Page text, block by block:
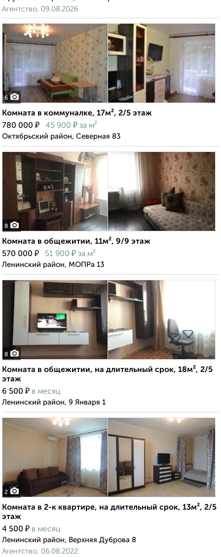
Агентство, 09.08.2026
6
Комната в коммуналке, 17м², 2/5 этаж
780 000 ₽ 45 900 ₽ за м²
Октябрьский район, Северная 83
8
Комната в общежитии, 11м², 9/9 этаж
570 000 ₽ 51 900 ₽ за м²
Ленинский район, МОПРа 13
8
Комната в общежитии, на длительный срок, 18м², 2/5
этаж
6 500 ₽ в месяц
Ленинский район, 9 Января 1
2
Комната в 2-к квартире, на длительный срок, 13м², 2/5
этаж
4 500 ₽ в месяц
Ленинский район, Верхняя Дуброва 8
Агентство, 06.08.2022